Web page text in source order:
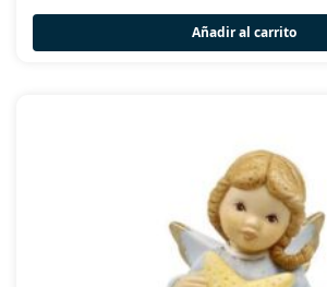
Añadir al carrito